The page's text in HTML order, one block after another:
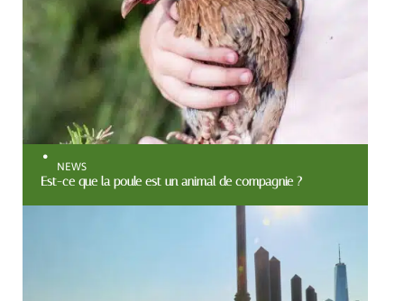
NEWS
Est-ce que la poule est un animal de compagnie ?